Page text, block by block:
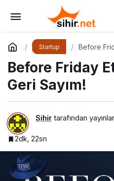
Startup Before
Before Friday
Geri Sayım!
Sihir tarafından
2dk, 22sn
Google I/O 2026
Girişimcinin Yeni Rakibi
Yorum Yap